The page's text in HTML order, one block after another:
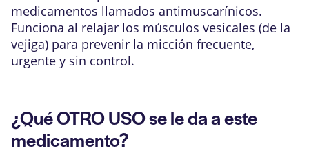
medicamentos llamados antimuscarínicos.
Funciona al relajar los músculos vesicales (de la
vejiga) para prevenir la micción frecuente,
urgente y sin control.
¿Qué OTRO USO se le da a este
medicamento?